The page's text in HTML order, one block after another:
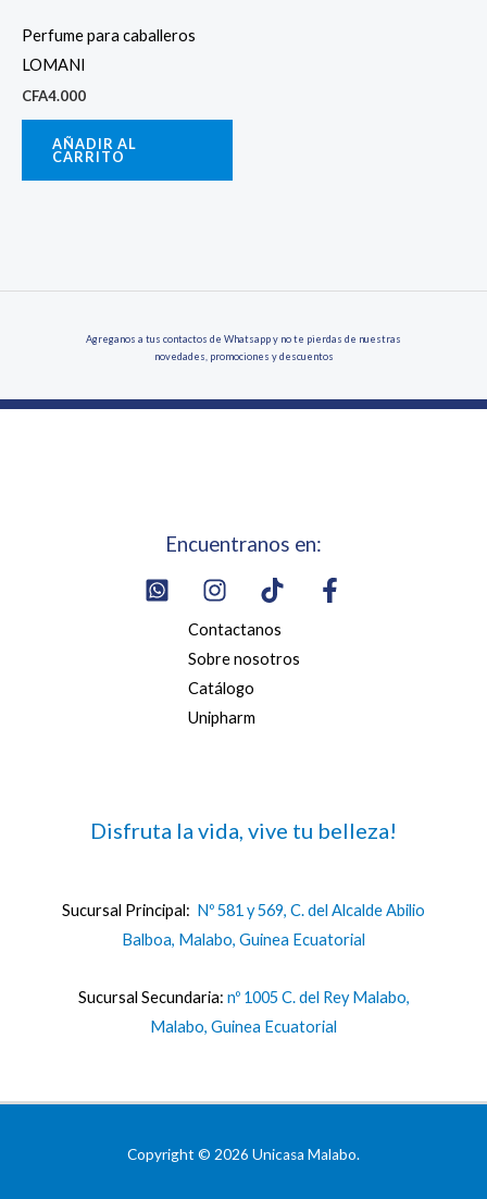
Perfume para caballeros
LOMANI
CFA4.000
AÑADIR AL
CARRITO
Agreganos a tus contactos de Whatsapp y no te pierdas de nuestras
novedades, promociones y descuentos
Encuentranos en:
Contactanos
Sobre nosotros
Catálogo
Unipharm
Disfruta la vida, vive tu belleza!
Sucursal Principal: Nº 581 y 569, C. del Alcalde Abilio
Balboa, Malabo, Guinea Ecuatorial
Sucursal Secundaria: nº 1005 C. del Rey Malabo,
Malabo, Guinea Ecuatorial
Copyright © 2026 Unicasa Malabo.